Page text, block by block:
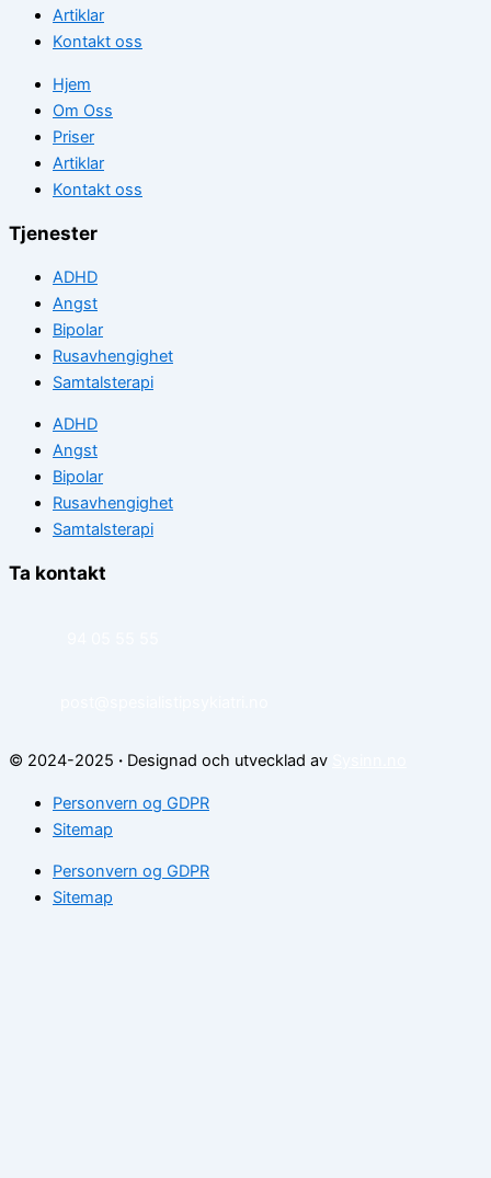
Artiklar
Kontakt oss
Hjem
Om Oss
Priser
Artiklar
Kontakt oss
Tjenester
ADHD
Angst
Bipolar
Rusavhengighet
Samtalsterapi
ADHD
Angst
Bipolar
Rusavhengighet
Samtalsterapi
Ta kontakt
© 2024-2025 · Designad och utvecklad av
Personvern og GDPR
Sitemap
Personvern og GDPR
Sitemap